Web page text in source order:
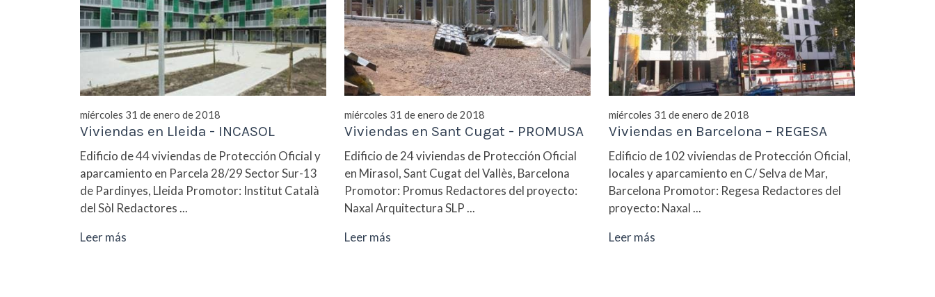
miércoles 31 de enero de 2018
Viviendas en Lleida - INCASOL
Edificio de 44 viviendas de Protección Oficial y
aparcamiento en Parcela 28/29 Sector Sur-13
de Pardinyes, Lleida Promotor: Institut Català
del Sòl Redactores ...
Leer más
miércoles 31 de enero de 2018
Viviendas en Sant Cugat - PROMUSA
Edificio de 24 viviendas de Protección Oficial
en Mirasol, Sant Cugat del Vallès, Barcelona
Promotor: Promus Redactores del proyecto:
Naxal Arquitectura SLP ...
Leer más
miércoles 31 de enero de 2018
Viviendas en Barcelona – REGESA
Edificio de 102 viviendas de Protección Oficial,
locales y aparcamiento en C/ Selva de Mar,
Barcelona Promotor: Regesa Redactores del
proyecto: Naxal ...
Leer más